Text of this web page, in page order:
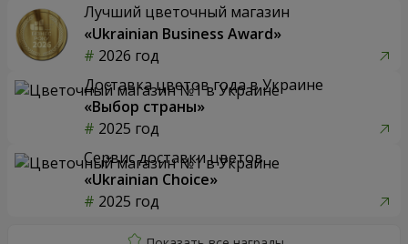
Лучший цветочный магазин
«Ukrainian Business Award»
2026 год
Доставка цветов года в Украине
«Выбор страны»
2025 год
Сервис доставки цветов
«Ukrainian Choice»
2025 год